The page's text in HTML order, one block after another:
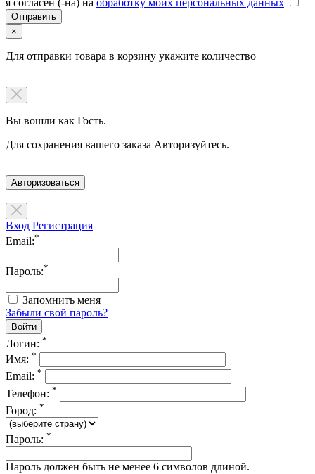
×
Для отправки товара в корзину укажите количество
Вы вошли как Гость.
Для сохранения вашего заказа Авторизуйтесь.
Авторизоваться
Вход Регистрация
Email:*
Пароль:*
Запомнить меня
Забыли свой пароль?
Логин: *
Имя: *
Email: *
Телефон: *
Город: *
Пароль: *
Пароль должен быть не менее 6 символов длиной.